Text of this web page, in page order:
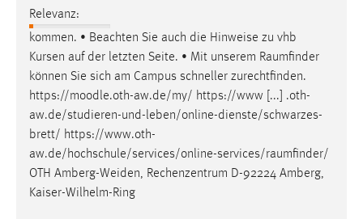
Relevanz:
kommen. • Beachten Sie auch die Hinweise zu vhb
Kursen auf der letzten Seite. • Mit unserem Raumfinder
können Sie sich am Campus schneller zurechtfinden.
https://moodle.oth-aw.de/my/ https://www [...] .oth-
aw.de/studieren-und-leben/online-dienste/schwarzes-
brett/ https://www.oth-
aw.de/hochschule/services/online-services/raumfinder/
OTH Amberg-Weiden, Rechenzentrum D-92224 Amberg,
Kaiser-Wilhelm-Ring
einloggen zu können.
Cookie Laufzeit:
24 Stunden
STATISTIK
Statistik Cookies erfassen Informationen anonym.
Diese Informationen helfen uns zu verstehen, wie
unsere Besucher unsere Website nutzen.